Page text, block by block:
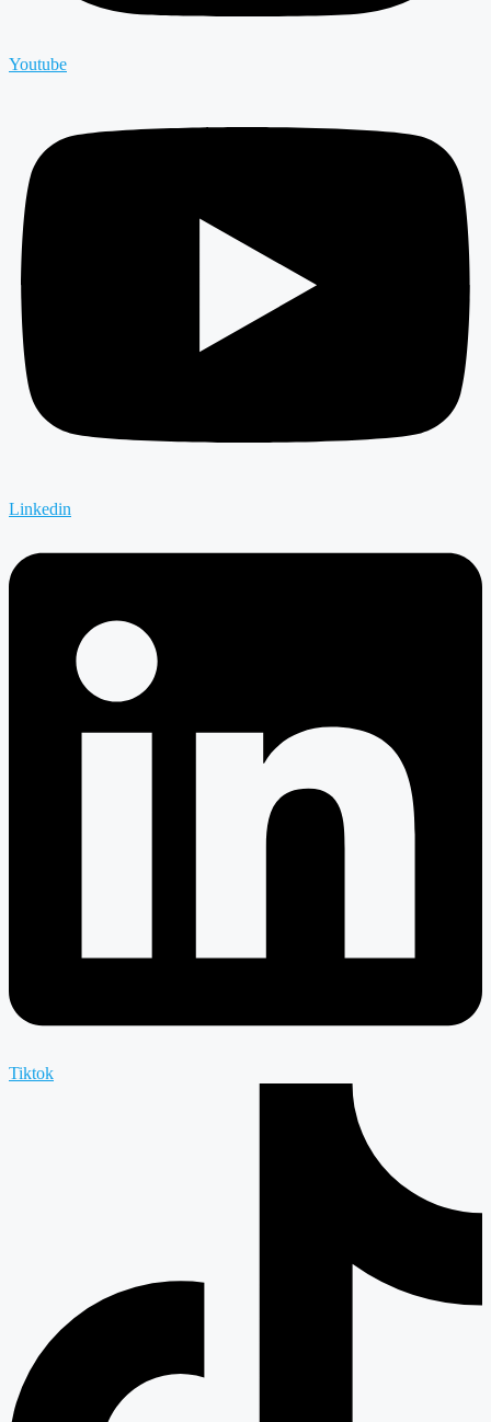
Youtube
Linkedin
Tiktok